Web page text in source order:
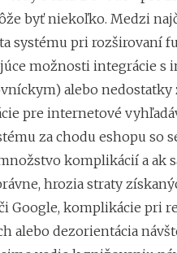
byť niekoľko. Medzi
systému pri rozširovaní
možnosti integrácie s
alebo nedostatky
pre internetové
za chodu eshopu so
komplikácií a ak
hrozia straty
Google, komplikácie pri
alebo dezorientácia